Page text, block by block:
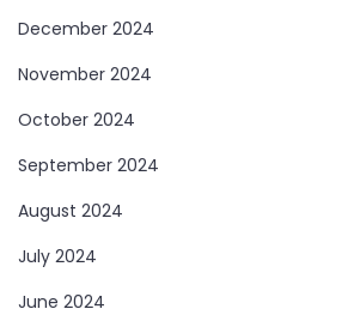
December 2024
November 2024
October 2024
September 2024
August 2024
July 2024
June 2024